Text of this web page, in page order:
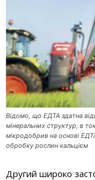
Відомо, що ЕДТА здатна
мінеральних структур, в
мікродобрив на основі
обробку рослин кальцієм
Другий широко